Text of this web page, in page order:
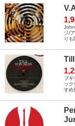
ジ/
り
ブギ
ック
すめ